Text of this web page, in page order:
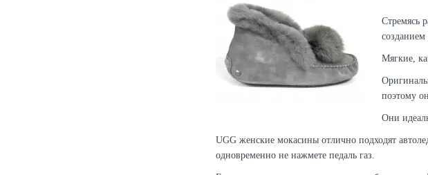
Стремясь
созданием
Мягкие,
поэтому
Они
UGG женские мокасины отлично подходят
одновременно не нажмете педаль газ.